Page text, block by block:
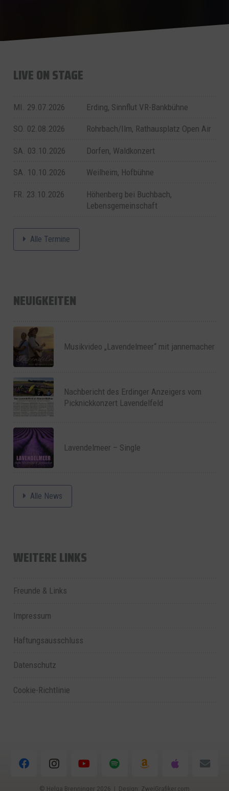
LIVE ON STAGE
MI. 29.07.2026 Erding, Sinnflut VR-Bankbühne
SO. 02.08.2026 Rohrbach/Ilm, Rathausplatz Open Air
SA. 03.10.2026 Dorfen, Waldkonzert
SA. 10.10.2026 Weilheim, Hofbühne
FR. 23.10.2026
Höhenberg bei Buchbach,
Lebensgemeinschaft
Alle Termine
NEUIGKEITEN
Musikvideo „Lavendelmeer“ mit jannemacher
Nachbericht des Erdinger Anzeigers vom
Picknickkonzert Lavendelfeld
Lavendelmeer – Single
Alle News
WEITERE LINKS
Freunde & Links
Impressum
Haftungsausschluss
Datenschutz
Cookie-Richtlinie
© Helga Brenninger 2026 | Design: ZweiGrafiker.com